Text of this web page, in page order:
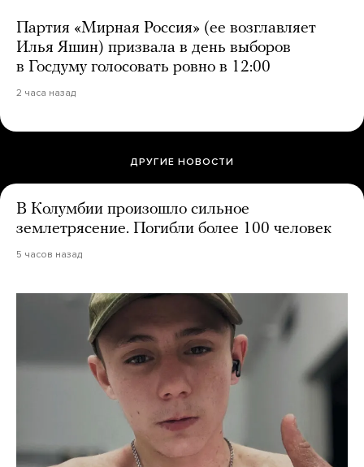
Партия «Мирная Россия» (ее возглавляет
Илья Яшин) призвала в день выборов
в Госдуму голосовать ровно в 12:00
2 часа назад
ДРУГИЕ НОВОСТИ
В Колумбии произошло сильное
землетрясение. Погибли более 100 человек
5 часов назад